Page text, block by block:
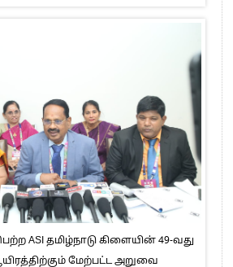
ASI தமிழ்நாடு கிளையின் 49-வது
மேற்பட்ட அறுவை